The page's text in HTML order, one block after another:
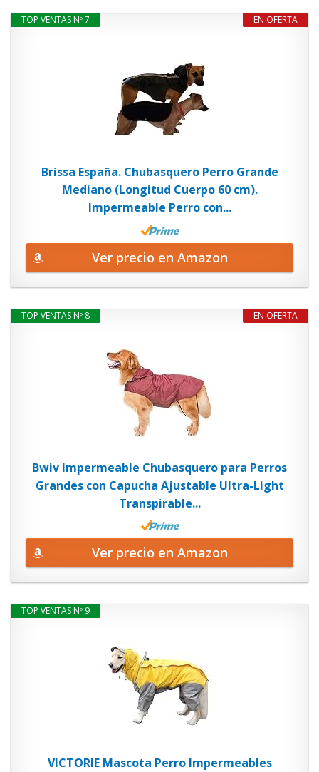
EN OFERTA
TOP VENTAS Nº 7
Brissa España. Chubasquero Perro Grande
Mediano (Longitud Cuerpo 60 cm).
Impermeable Perro con...
Ver precio en Amazon
EN OFERTA
TOP VENTAS Nº 8
Bwiv Impermeable Chubasquero para Perros
Grandes con Capucha Ajustable Ultra-Light
Transpirable...
Ver precio en Amazon
TOP VENTAS Nº 9
VICTORIE Mascota Perro Impermeables